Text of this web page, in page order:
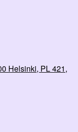
Helsinki, PL 421,